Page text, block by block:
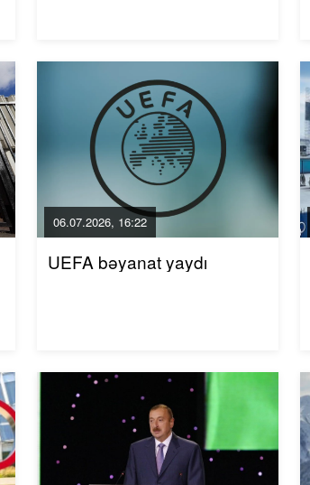
06.07.2026, 16:22
UEFA bəyanat yaydı